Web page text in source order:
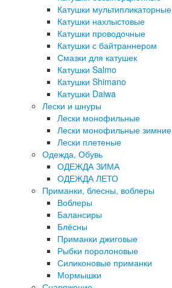
Катушки мультипликаторные
Катушки нахлыстовые
Катушки проводочные
Катушки с байтраннером
Смазки для катушек
Катушки Salmo
Катушки Shimano
Катушки Daiwa
Лески и шнуры
Лески монофильные
Лески монофильные зимние
Лески плетеные
Одежда, Обувь
ОДЕЖДА ЗИМА
ОДЕЖДА ЛЕТО
Приманки, блесны, воблеры
Воблеры
Балансиры
Блёсны
Приманки джиговые
Рыбки поролоновые
Силиконовые приманки
Мормышки